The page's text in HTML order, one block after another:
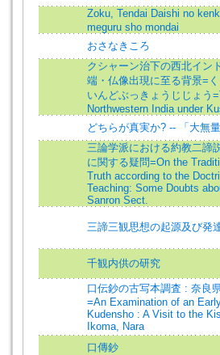
Zoku, Tendai Daishi no
meguru sho mondai
おさなきころ
クシャーン治下の西北イン
端・仏像出現に至る背景=
いんどぶっきょうじじょう
Northwestern India under
どちらが真実か? -- 「大無
三論学派における約教二諦
に関する疑問=On the
Truth according to the
Teaching: Some Doubts
Sanron Sect.
三諦三観思想の起源及び発
千観内供の研究
口伝鈔の古写本調査 : 奈良
=An Examination of an
Kudensho : A Visit to the
Ikoma, Nara
口傳鈔